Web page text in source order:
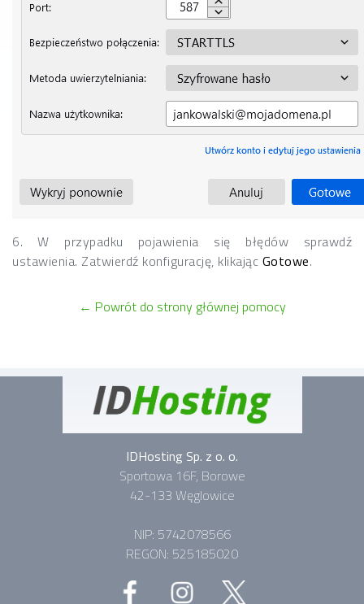
6. W przypadku pojawienia się błędów sprawdź
ustawienia. Zatwierdź konfigurację, klikając Gotowe.
← Powrót do strony głównej pomocy
IDHosting Sp. z o. o.
Sportowa 16F, Borowe
42-133 Węglowice
NIP: 5742078566
REGON: 525185020